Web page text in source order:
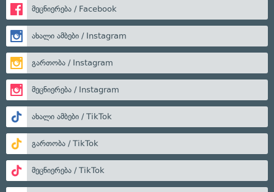
მეცნიერება / Facebook
ახალი ამბები / Instagram
გართობა / Instagram
მეცნიერება / Instagram
ახალი ამბები / TikTok
გართობა / TikTok
მეცნიერება / TikTok